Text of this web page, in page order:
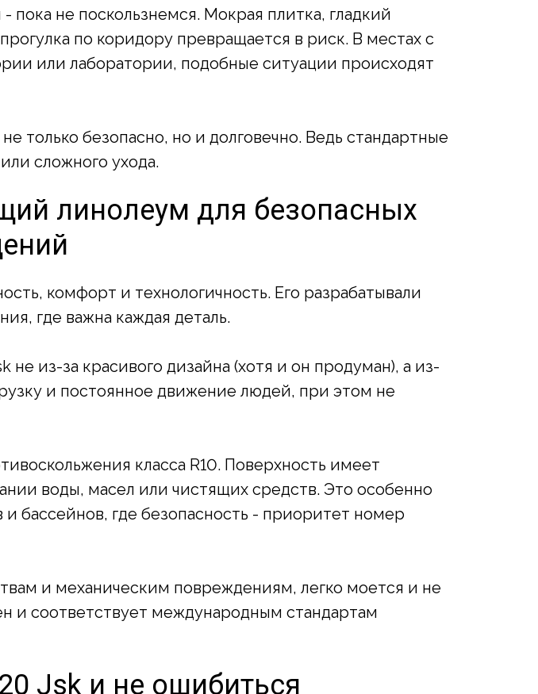
пока не поскользнемся. Мокрая плитка, гладкий
по коридору превращается в риск. В местах с
или лаборатории, подобные ситуации происходят
только безопасно, но и долговечно. Ведь стандартные
сложного ухода.
линолеум для безопасных
комфорт и технологичность. Его разрабатывали
где важна каждая деталь.
из-за красивого дизайна (хотя и он продуман), а из-
и постоянное движение людей, при этом не
класса R10. Поверхность имеет
воды, масел или чистящих средств. Это особенно
бассейнов, где безопасность - приоритет номер
и механическим повреждениям, легко моется и не
и соответствует международным стандартам
Jsk и не ошибиться